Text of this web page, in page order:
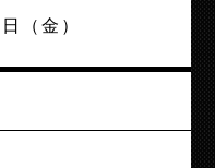
日（金）